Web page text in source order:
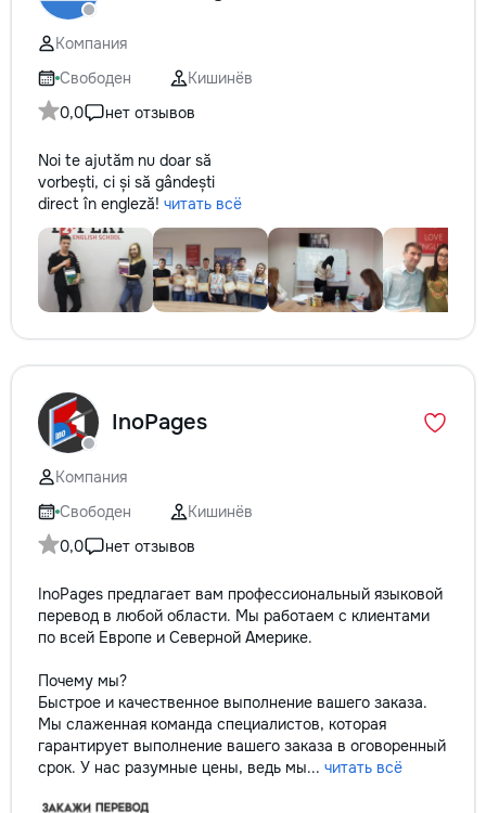
Компания
Свободен
Кишинёв
0,0
нет отзывов
Noi te ajutăm nu doar să
vorbești, ci și să gândești
direct în engleză! читать всё
InoPages
Компания
Свободен
Кишинёв
0,0
нет отзывов
InoPages предлагает вам профессиональный языковой
перевод в любой области. Мы работаем с клиентами
по всей Европе и Северной Америке.
Почему мы?
Быстрое и качественное выполнение вашего заказа.
Мы слаженная команда специалистов, которая
гарантирует выполнение вашего заказа в оговоренный
срок. У нас разумные цены, ведь мы... читать всё